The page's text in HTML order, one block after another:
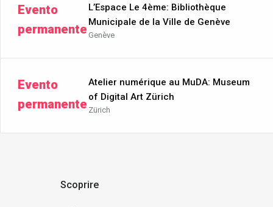
Evento
permanente
L’Espace Le 4ème: Bibliothèque
Municipale de la Ville de Genève
Genève
Evento
permanente
Atelier numérique au MuDA: Museum
of Digital Art Zürich
Zürich
Scoprire